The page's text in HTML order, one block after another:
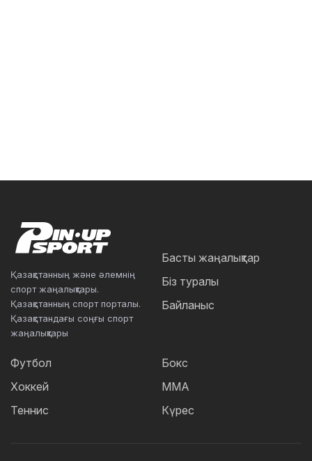
Қазақстанның және әлемнің
спорт жаңалықтары.
Қазақстанның спорт порталы.
Қазақстандағы соңғы спорт
жаңалықтары
Басты жаңалықтар
Біз туралы
Байланыс
Футбол
Хоккей
Теннис
Бокс
ММА
Күрес